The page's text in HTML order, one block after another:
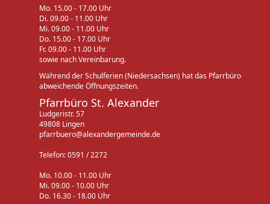
Mo. 15.00 - 17.00 Uhr
Di. 09.00 - 11.00 Uhr
Mi. 09.00 - 11.00 Uhr
Do. 15.00 - 17.00 Uhr
Fr. 09.00 - 11.00 Uhr
sowie nach Vereinbarung.
Während der Schulferien (Niedersachsen) hat das Pfarrbüro
abweichende Öffnungszeiten.
Pfarrbüro St. Alexander
Ludgeristr. 57
49808 Lingen
pfarrbuero@alexandergemeinde.de
Telefon: 0591 / 2272
Mo. 10.00 - 11.00 Uhr
Mi. 09.00 - 10.00 Uhr
Do. 16.30 - 18.00 Uhr